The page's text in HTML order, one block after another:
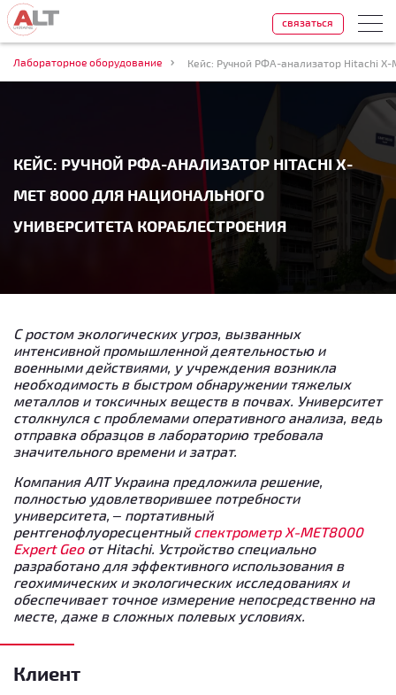
Лабораторное оборудование
КЕЙС: РУЧНОЙ РФА-АНАЛИЗАТОР HITACHI X-
MET 8000 ДЛЯ НАЦИОНАЛЬНОГО
УНИВЕРСИТЕТА КОРАБЛЕСТРОЕНИЯ
связаться
С ростом экологических угроз, вызванных
интенсивной промышленной деятельностью и
военными действиями, у учреждения возникла
необходимость в быстром обнаружении тяжелых
металлов и токсичных веществ в почвах. Университет
столкнулся с проблемами оперативного анализа, ведь
отправка образцов в лабораторию требовала
значительного времени и затрат.
Компания АЛТ Украина предложила решение,
полностью удовлетворившее потребности
университета, – портативный
рентгенофлуоресцентный спектрометр X-MET8000
Expert Geoот Hitachi. Устройство специально
разработано для эффективного использования в
геохимических и экологических исследованиях и
обеспечивает точное измерение непосредственно на
месте, даже в сложных полевых условиях.
Клиент